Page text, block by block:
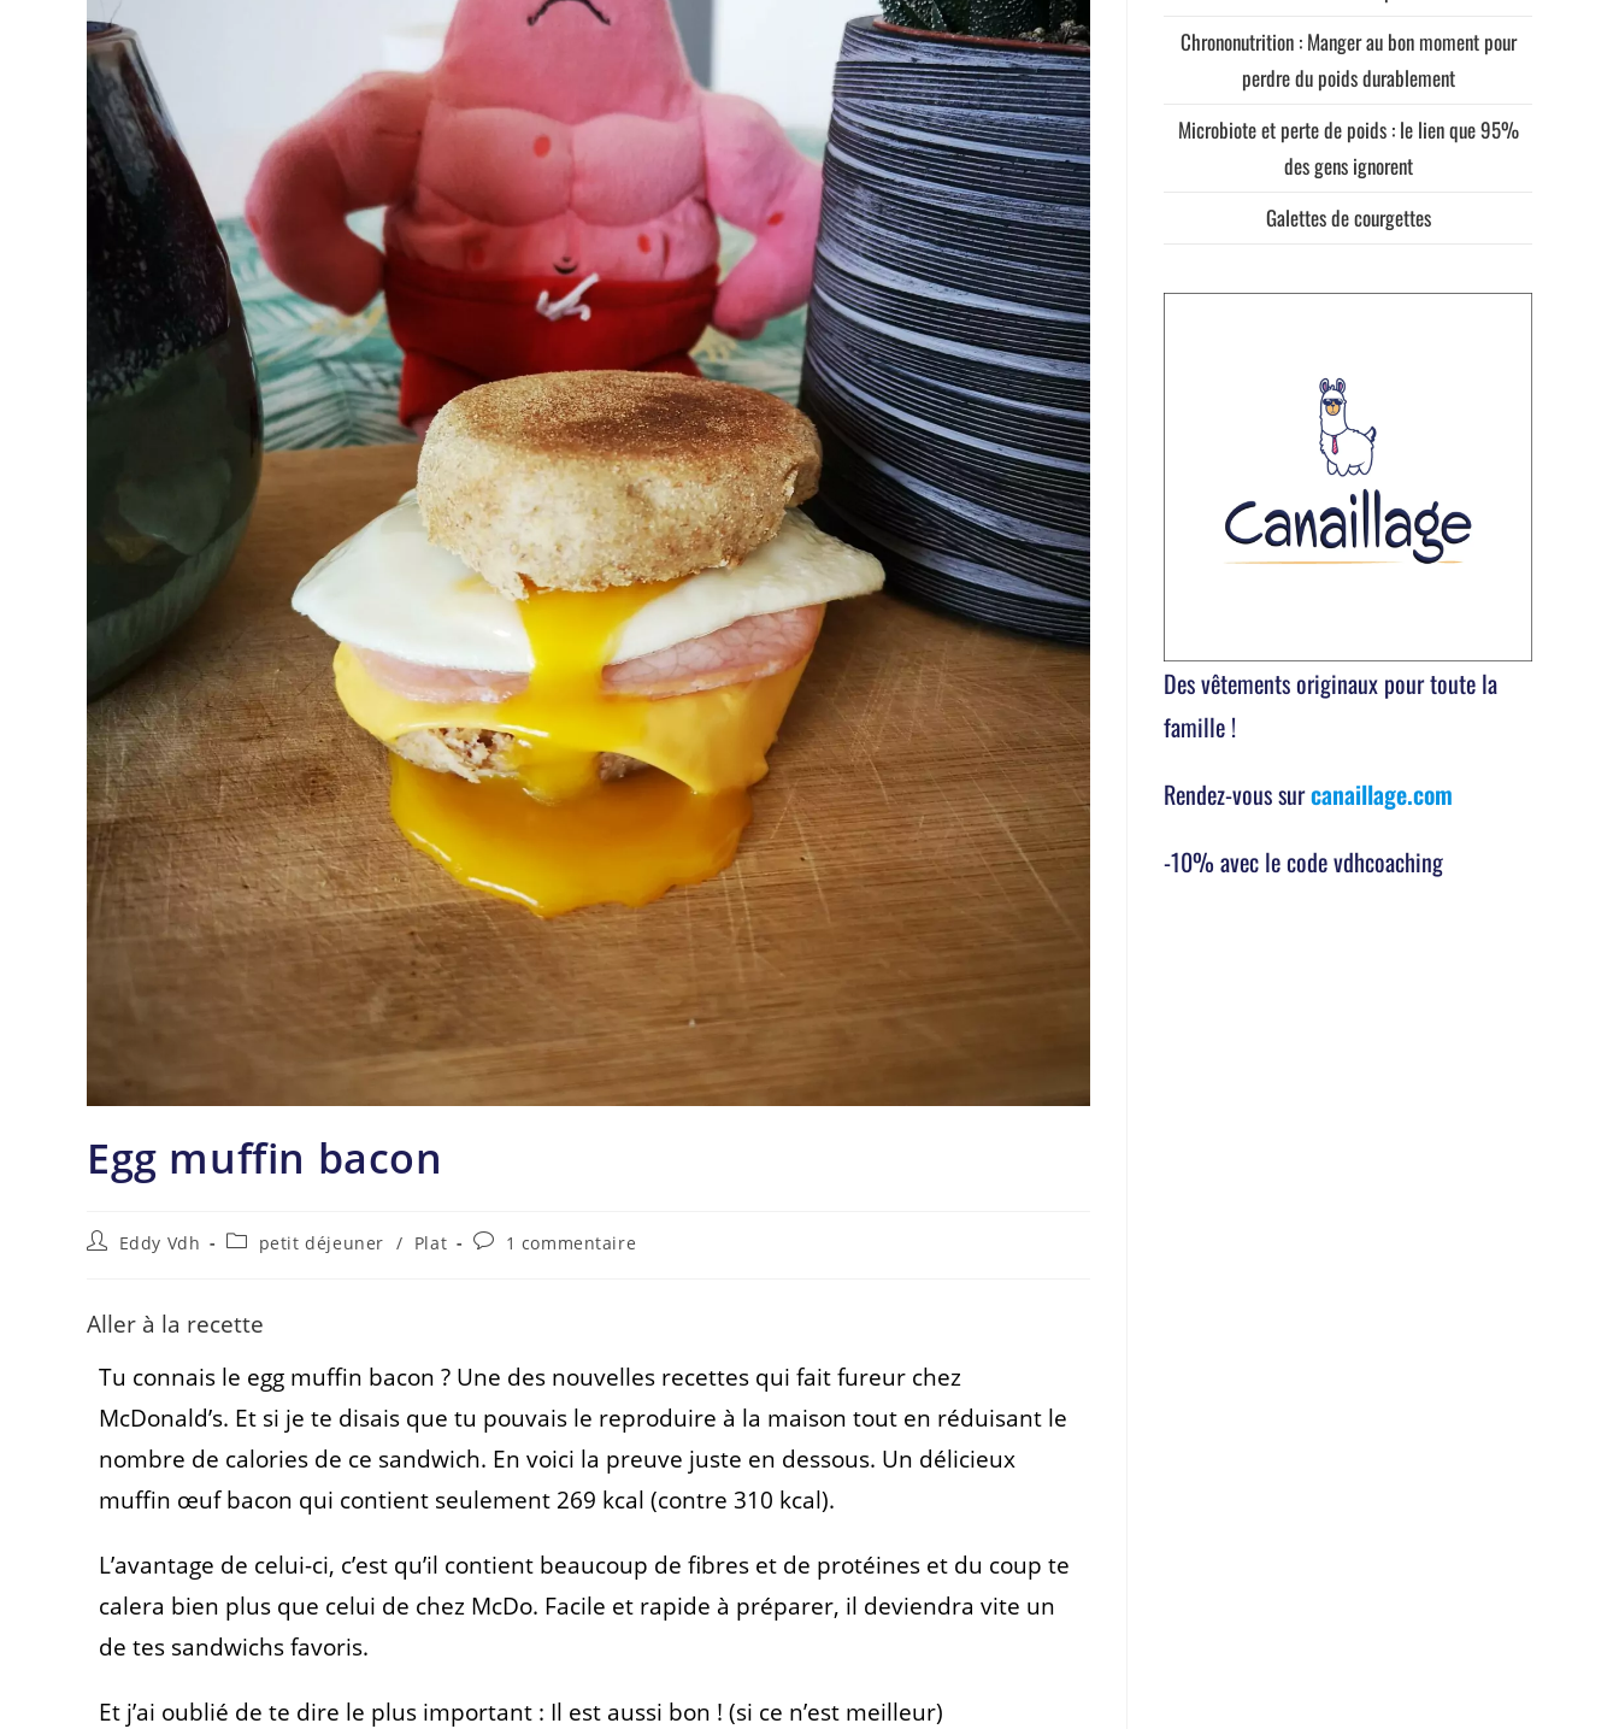
Egg muffin bacon
Eddy Vdh petit déjeuner / Plat 1 commentaire
Aller à la recette
Tu connais le egg muffin bacon ? Une des nouvelles recettes qui fait fureur chez
McDonald’s. Et si je te disais que tu pouvais le reproduire à la maison tout en réduisant le
nombre de calories de ce sandwich. En voici la preuve juste en dessous. Un délicieux
muffin œuf bacon qui contient seulement 269 kcal (contre 310 kcal).
L’avantage de celui-ci, c’est qu’il contient beaucoup de fibres et de protéines et du coup te
calera bien plus que celui de chez McDo. Facile et rapide à préparer, il deviendra vite un
de tes sandwichs favoris.
Et j’ai oublié de te dire le plus important : Il est aussi bon ! (si ce n’est meilleur)
Chrononutrition : Manger au bon moment pour
perdre du poids durablement
Microbiote et perte de poids : le lien que 95%
des gens ignorent
Galettes de courgettes
Des vêtements originaux pour toute la
famille !
Rendez-vous surcanaillage.com
-10% avec le code vdhcoaching